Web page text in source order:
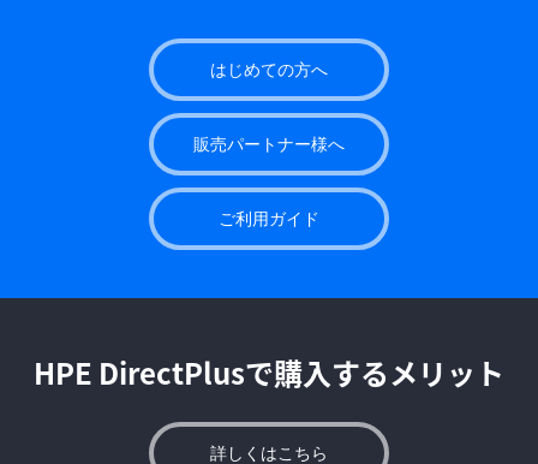
はじめての方へ
販売パートナー様へ
ご利用ガイド
HPE DirectPlusで購入するメリット
詳しくはこちら